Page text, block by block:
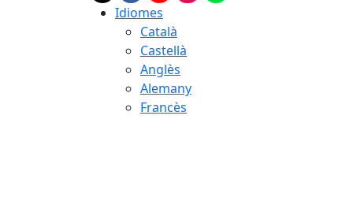
Idiomes
Català
Castellà
Anglès
Alemany
Francès